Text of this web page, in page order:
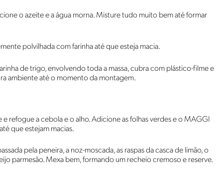
o azeite e a água morna. Misture tudo muito bem até formar
polvilhada com farinha até que esteja macia.
de trigo, envolvendo toda a massa, cubra com plástico-filme e
ambiente até o momento da montagem.
e refogue a cebola e o alho. Adicione as folhas verdes e o MAGGI
que estejam macias.
pela peneira, a noz-moscada, as raspas da casca de limão, o
parmesão. Mexa bem, formando um recheio cremoso e reserve.